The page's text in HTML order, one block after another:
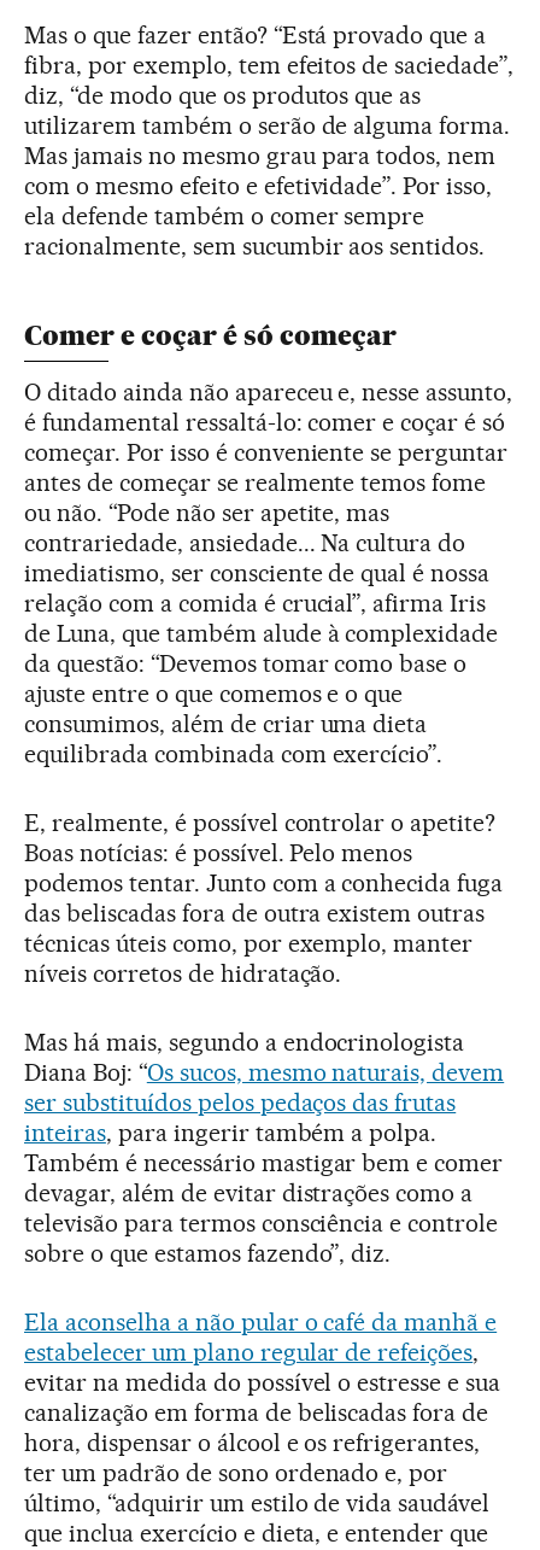
Mas o que fazer então? “Está provado que a
fibra, por exemplo, tem efeitos de saciedade”,
diz, “de modo que os produtos que as
utilizarem também o serão de alguma forma.
Mas jamais no mesmo grau para todos, nem
com o mesmo efeito e efetividade”. Por isso,
ela defende também o comer sempre
racionalmente, sem sucumbir aos sentidos.
Comer e coçar é só começar
O ditado ainda não apareceu e, nesse assunto,
é fundamental ressaltá-lo: comer e coçar é só
começar. Por isso é conveniente se perguntar
antes de começar se realmente temos fome
ou não. “Pode não ser apetite, mas
contrariedade, ansiedade... Na cultura do
imediatismo, ser consciente de qual é nossa
relação com a comida é crucial”, afirma Iris
de Luna, que também alude à complexidade
da questão: “Devemos tomar como base o
ajuste entre o que comemos e o que
consumimos, além de criar uma dieta
equilibrada combinada com exercício”.
E, realmente, é possível controlar o apetite?
Boas notícias: é possível. Pelo menos
podemos tentar. Junto com a conhecida fuga
das beliscadas fora de outra existem outras
técnicas úteis como, por exemplo, manter
níveis corretos de hidratação.
Mas há mais, segundo a endocrinologista
Diana Boj: “Os sucos, mesmo naturais, devem
ser substituídos pelos pedaços das frutas
inteiras, para ingerir também a polpa.
Também é necessário mastigar bem e comer
devagar, além de evitar distrações como a
televisão para termos consciência e controle
sobre o que estamos fazendo”, diz.
Ela aconselha a não pular o café da manhã e
estabelecer um plano regular de refeições,
evitar na medida do possível o estresse e sua
canalização em forma de beliscadas fora de
hora, dispensar o álcool e os refrigerantes,
ter um padrão de sono ordenado e, por
último, “adquirir um estilo de vida saudável
que inclua exercício e dieta, e entender que